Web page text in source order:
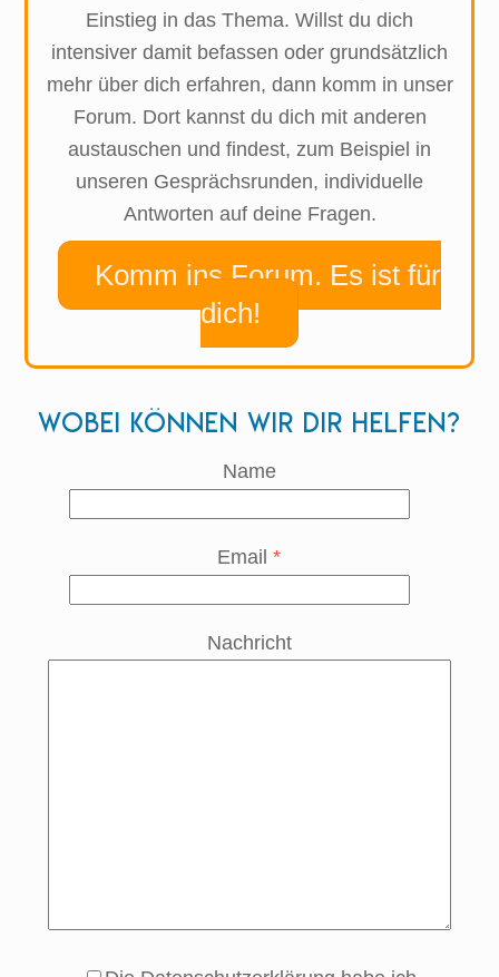
Einstieg in das Thema. Willst du dich
intensiver damit befassen oder grundsätzlich
mehr über dich erfahren, dann komm in unser
Forum. Dort kannst du dich mit anderen
austauschen und findest, zum Beispiel in
unseren Gesprächsrunden, individuelle
Antworten auf deine Fragen.
Komm ins Forum. Es ist für
dich!
Wobei können wir dir helfen?
Name
Email*
Nachricht